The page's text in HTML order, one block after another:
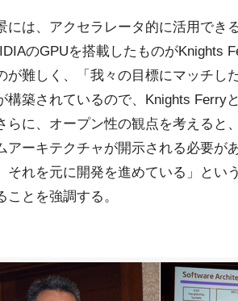
には、アクセラレータ的に活用でき
のGPUを搭載したものがKnights
が難しく、「我々の目標にマッチし
構築されているので、Knights Ferry
らに、オープン性の観点を考えると
アーキテクチャが開示される必要が
それを元に開発を進めている」とい
ことを強調する。